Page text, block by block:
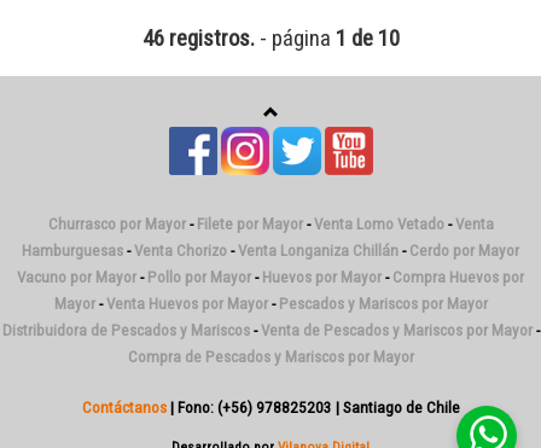
46 registros.- página 1 de 10
Churrasco por Mayor- Filete por Mayor-Venta Lomo Vetado-Venta
Hamburguesas -Venta Chorizo -Venta Longaniza Chillán - Cerdo por Mayor
Vacuno por Mayor - Pollo por Mayor - Huevos por Mayor - Compra Huevos por
Mayor-Venta Huevos por Mayor- Pescados y Mariscos por Mayor
Distribuidora de Pescados y Mariscos-Venta de Pescados y Mariscos por Mayor-
Compra de Pescados y Mariscos por Mayor
Contáctanos| Fono: (+56) 978825203 | Santiago de Chile